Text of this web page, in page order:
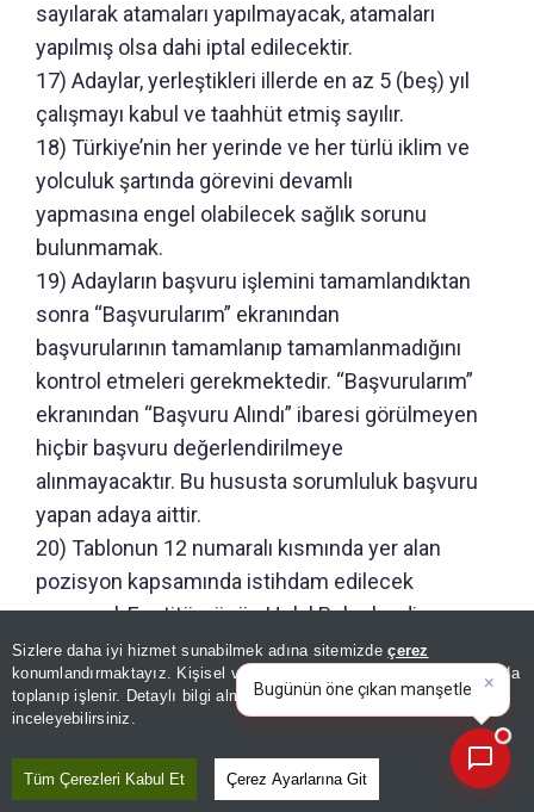
Sizlere daha iyi hizmet sunabilmek adına sitemizdeçerez
konumlandırmaktayız. Kişisel verileriniz, KVKK ve GDPR kapsamında
toplanıp işlenir. Detaylı bilgi almak içinAydınlatma Metnimizi
inceleyebilirsiniz.
Tüm Çerezleri Kabul Et Çerez Ayarlarına Git
sayılarak atamaları yapılmayacak, atamaları
yapılmış olsa dahi iptal edilecektir.
17) Adaylar, yerleştikleri illerde en az 5 (beş) yıl
çalışmayı kabul ve taahhüt etmiş sayılır.
18) Türkiye’nin her yerinde ve her türlü iklim ve
yolculuk şartında görevini devamlı
yapmasına engel olabilecek sağlık sorunu
bulunmamak.
19) Adayların başvuru işlemini tamamlandıktan
sonra “Başvurularım” ekranından
başvurularının tamamlanıp tamamlanmadığını
kontrol etmeleri gerekmektedir. “Başvurularım”
ekranından “Başvuru Alındı” ibaresi görülmeyen
hiçbir başvuru değerlendirilmeye
alınmayacaktır. Bu hususta sorumluluk başvuru
yapan adaya aittir.
20) Tablonun 12 numaralı kısmında yer alan
pozisyon kapsamında istihdam edilecek
personel, Enstitümüzün Helal Belgelendirme
Faaliyetlerinde görev alacaktır.
21) Ankara iline alınacak personel, Ankara Kalite
Kampüsü (Temelli/Sincan)
×
Bugünün öne çıkan manşetleri
ve gelişmeleri neler?|